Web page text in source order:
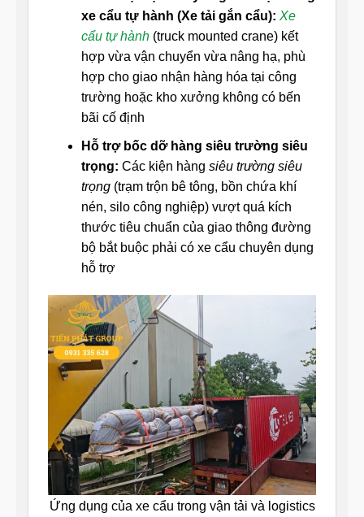
xe cẩu tự hành (Xe tải gắn cẩu): Xe
cẩu tự hành(truck mounted crane) kết
hợp vừa vận chuyển vừa nâng hạ, phù
hợp cho giao nhận hàng hóa tại công
trường hoặc kho xưởng không có bến
bãi cố định
Hỗ trợ bốc dỡ hàng siêu trường siêu
trọng: Các kiện hàng siêu trường siêu
trọng(trạm trộn bê tông, bồn chứa khí
nén, silo công nghiệp) vượt quá kích
thước tiêu chuẩn của giao thông đường
bộ bắt buộc phải có xe cẩu chuyên dụng
hỗ trợ
Ứng dụng của xe cẩu trong vận tải và logistics